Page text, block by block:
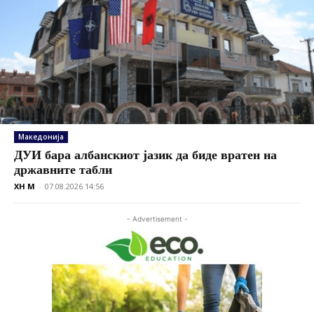
Македонија
ДУИ бара албанскиот јазик да биде вратен на
државните табли
XH M - 07.08.2026 14:56
- Advertisement -